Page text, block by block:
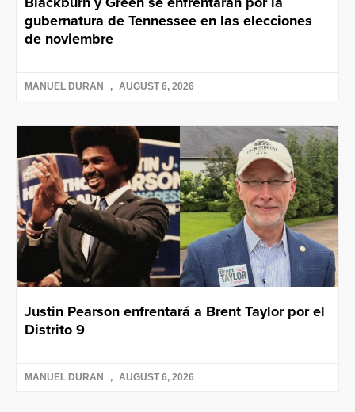
gubernatura de Tennessee en las elecciones
de noviembre
MANUEL DURAN AUGUST 6, 2026
Justin Pearson enfrentará a Brent Taylor por el
Distrito 9
MANUEL DURAN AUGUST 6, 2026